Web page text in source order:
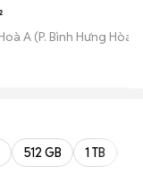
A (P. Bình Hưng Hòa
512 GB 1 TB